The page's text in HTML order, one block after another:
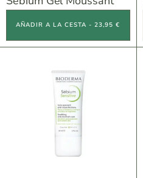
AÑADIR A LA CESTA - 23,95 €